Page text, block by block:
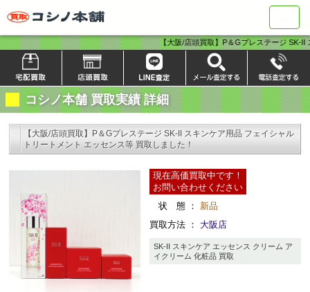
【大阪/店頭買取】P＆Gプレステージ SK-II ス
ビ
コシノ本舗 買取実績 詳細
【大阪/店頭買取】P＆Gプレステージ SK-II スキンケア用品 フェイシャル
トリートメント エッセンス等 買取しました！
現在高価買取中です！
お問い合わせください
状 態 ：
新品
買取方法 ：
大阪店
SK-II スキンケア エッセンス クリーム ア
イクリーム 化粧品 買取